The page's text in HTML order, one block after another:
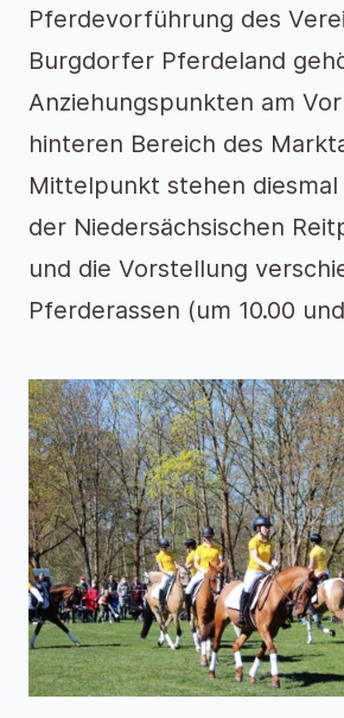
Pferdevorführung des
Burgdorfer Pferdeland
Anziehungspunkten am
hinteren Bereich des
Mittelpunkt stehen
der Niedersächsischen
und die Vorstellung
Pferderassen (um 10.00